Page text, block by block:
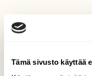
Tämä sivusto käyttää